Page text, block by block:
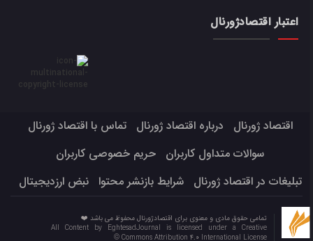
اعتبار اقتصادژورنال
اقتصاد ژورنال درباره اقتصاد ژورنال
تماس با اقتصاد ژورنال
سوالات متداول کاربران
حریم خصوصی کاربران
تبلیغات در اقتصاد ژورنال
شرایط بازنشر محتوا نبض ارزدیجیتال
تمامی حقوق مادی و معنوی برای اقتصادژورنال محفوظ می باشد ❤️
All Content by EghtesadJournal is licensed under a Creative
Commons Attribution 4.0 International License ©️